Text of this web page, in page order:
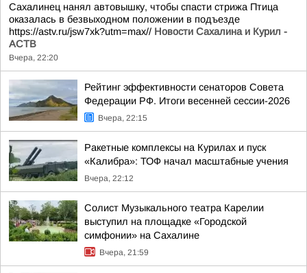
Сахалинец нанял автовышку, чтобы спасти стрижа Птица
оказалась в безвыходном положении в подъезде
https://astv.ru/jsw7xk?utm=max// Новости Сахалина и Курил -
АСТВ
Вчера, 22:20
Рейтинг эффективности сенаторов Совета
Федерации РФ. Итоги весенней сессии-2026
Вчера, 22:15
Ракетные комплексы на Курилах и пуск
«Калибра»: ТОФ начал масштабные учения
Вчера, 22:12
Солист Музыкального театра Карелии
выступил на площадке «Городской
симфонии» на Сахалине
Вчера, 21:59